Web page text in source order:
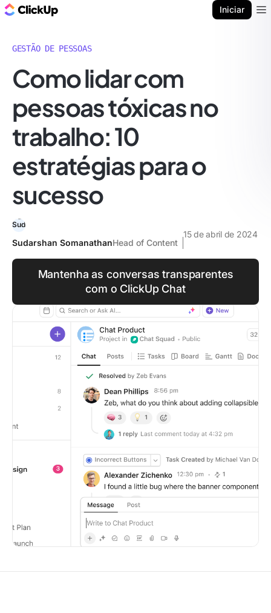
Iniciar
GESTÃO DE PESSOAS
Como lidar com
pessoas tóxicas no
trabalho: 10
estratégias para o
sucesso
Sudarshan SomanathanHead of Content
15 de abril de 2024
Mantenha as conversas transparentes
com o ClickUp Chat